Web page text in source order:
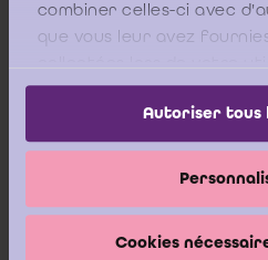
combiner celles-ci avec
que vous leur avez
services.
Autoriser tous
Cookies
conseil ponctuelle, ne mettant
du réviseur d’entreprises telle
Enfin, le réviseur
dans le cas où il serait
de conseil, à "défendre" les
exemple: face à des
audit d'acquisition). Ce
dans la lettre de mission.